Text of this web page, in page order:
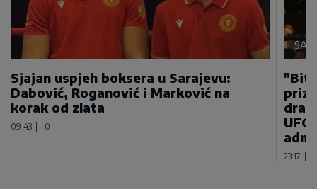
Sjajan uspjeh boksera u Sarajevu:
Dabović, Roganović i Marković na
korak od zlata
09:43 0
23:17